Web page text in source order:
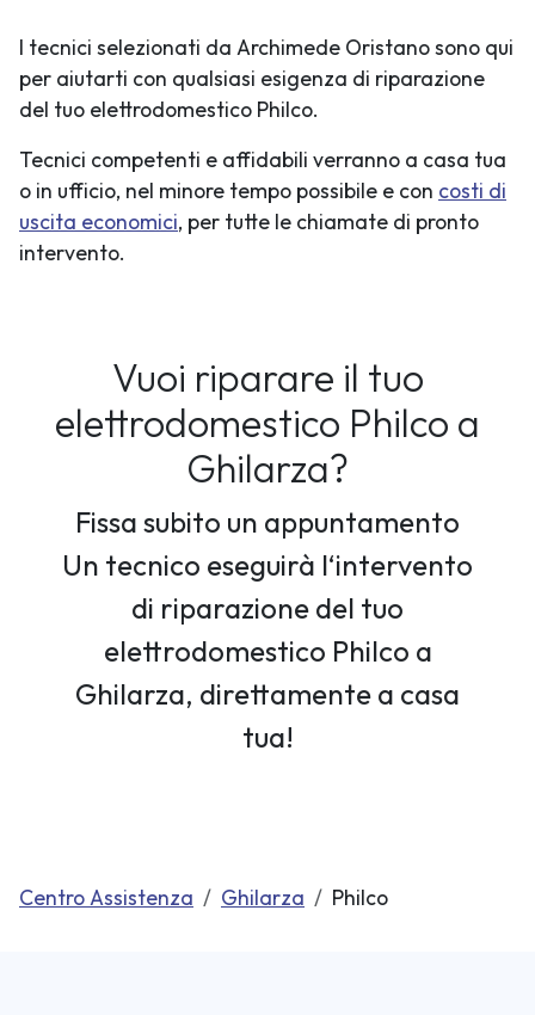
I tecnici selezionati da Archimede Oristano sono qui
per aiutarti con qualsiasi esigenza di riparazione
del tuo elettrodomestico Philco.
Tecnici competenti e affidabili verranno a casa tua
o in ufficio, nel minore tempo possibile e con costi di
uscita economici, per tutte le chiamate di pronto
intervento.
Vuoi riparare il tuo
elettrodomestico Philco a
Ghilarza?
Fissa subito un appuntamento
Un tecnico eseguirà l‘intervento
di riparazione del tuo
elettrodomestico Philco a
Ghilarza, direttamente a casa
tua!
Centro Assistenza Ghilarza Philco